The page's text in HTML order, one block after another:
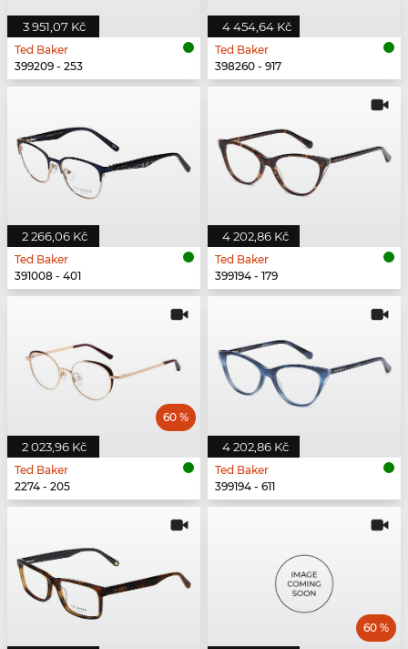
3 951,07 Kč
Ted Baker
399209 - 253
4 454,64 Kč
Ted Baker
398260 - 917
2 266,06 Kč
Ted Baker
391008 - 401
4 202,86 Kč
Ted Baker
399194 - 179
2 023,96 Kč
60 %
Ted Baker
2274 - 205
4 202,86 Kč
Ted Baker
399194 - 611
60 %